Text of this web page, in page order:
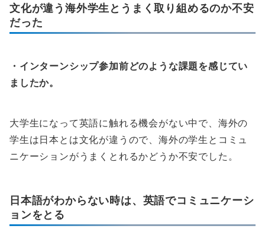
文化が違う海外学生とうまく取り組めるのか不安
だった
・インターンシップ参加前どのような課題を感じてい
ましたか。
大学生になって英語に触れる機会がない中で、海外の
学生は日本とは文化が違うので、海外の学生とコミュ
ニケーションがうまくとれるかどうか不安でした。
日本語がわからない時は、英語でコミュニケーシ
ョンをとる